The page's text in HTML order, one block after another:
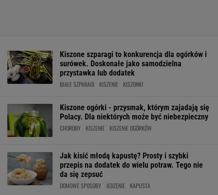
Kiszone szparagi to konkurencja dla ogórków i
surówek. Doskonałe jako samodzielna
przystawka lub dodatek
BIAŁE SZPARAGI KISZENIE KISZONKI
Kiszone ogórki - przysmak, którym zajadają się
Polacy. Dla niektórych może być niebezpieczny
CHOROBY KISZENIE KISZENIE OGÓRKÓW
Jak kisić młodą kapustę? Prosty i szybki
przepis na dodatek do wielu potraw. Tego nie
da się zepsuć
DOMOWE SPOSOBY JEDZENIE KAPUSTA